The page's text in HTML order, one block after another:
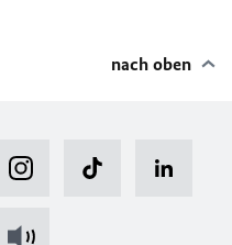
nach oben